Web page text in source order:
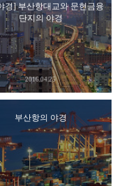
경] 부산항대교와 문현금융
단지의 야경
2016.04.25
부산항의 야경